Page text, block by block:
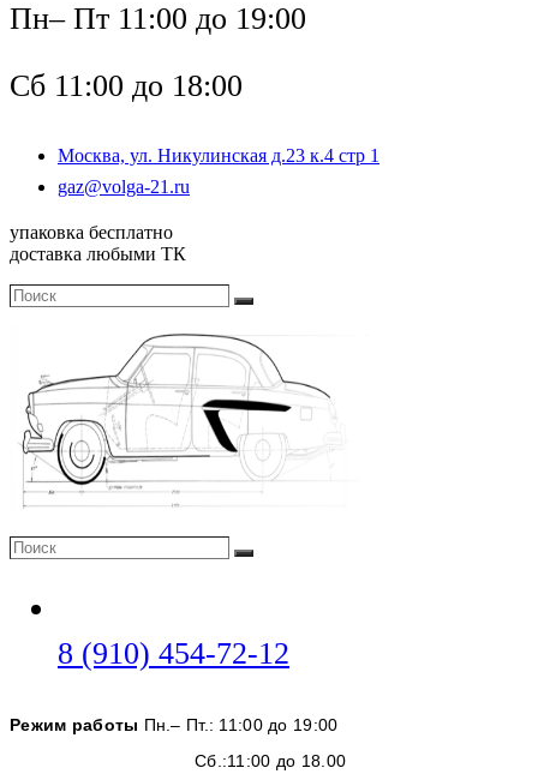
Пн– Пт 11:00 до 19:00
Сб 11:00 до 18:00
Москва, ул. Никулинская д.23 к.4 стр 1
gaz@volga-21.ru
упаковка бесплатно
доставка любыми ТК
Поиск
Поиск
Поиск
Поиск
8 (910) 454-72-12
вашем
приложении
Режим работы Пн.– Пт.: 11:00 до 19:00
Сб.:11:00 до 18.00